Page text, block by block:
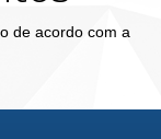
de acordo com a